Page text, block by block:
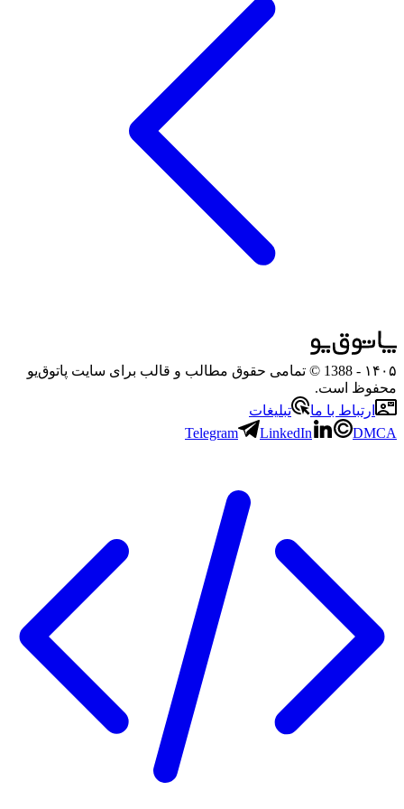
۱۴۰۵
- 1388 © تمامی حقوق مطالب و قالب برای سایت پاتوق‌یو
محفوظ است.
ارتباط با ما
تبلیغات
Telegram
LinkedIn DMCA